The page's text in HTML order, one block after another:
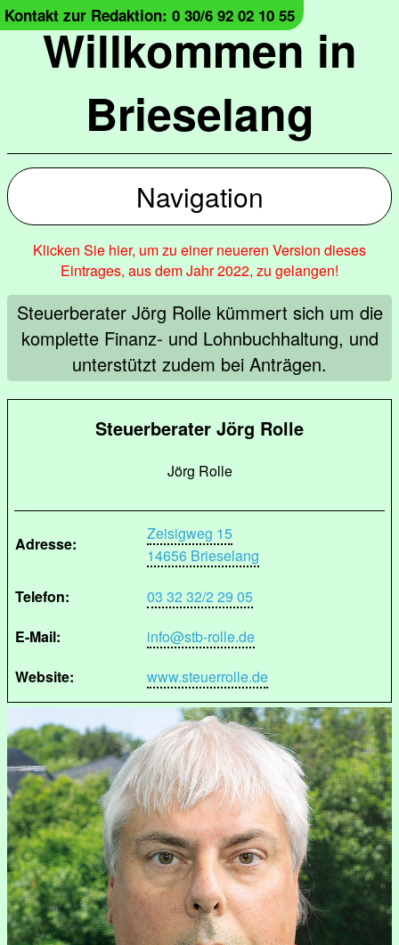
Willkommen in
Brieselang
Kontakt zur Redaktion: 0 30/6 92 02 10 55
Navigation
Klicken Sie hier, um zu einer neueren Version dieses
Eintrages, aus dem Jahr 2022, zu gelangen!
Steuerberater Jörg Rolle kümmert sich um die
komplette Finanz- und Lohnbuchhaltung, und
unterstützt zudem bei Anträgen.
Steuerberater Jörg Rolle
Jörg Rolle
Adresse:
Zeisigweg 15
14656 Brieselang
Telefon:
03 32 32/2 29 05
E-Mail:
info@stb-rolle.de
Website:
www.steuerrolle.de